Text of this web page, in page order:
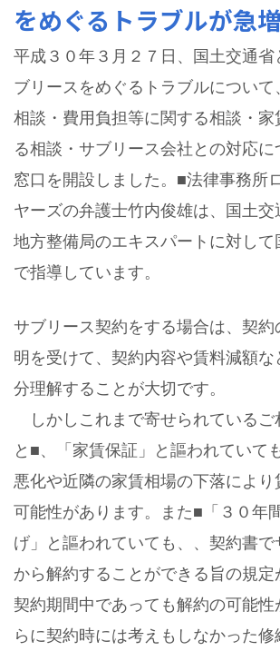
をめぐるトラブルが急増
平成３０年３月２７日、国土交通
ブリースをめぐるトラブルについ
相談・費用負担等に関する相談・
る相談・サブリース会社との対応
窓口を開設しました。■法律事務所
ヤーズの弁護士竹内俊雄は、国土
地方整備局のエキスパートに対し
で指導しています。
サブリース契約をする場合は、契約
明を受けて、契約内容や賃料減額
分理解することが大切です。
しかしこれまで寄せられているご
と■、「家賃保証」と謳われていて
悪化や近隣の家賃相場の下落によ
可能性があります。また■「３０年
げ」と謳われていても、、契約書
から解約することができる旨の規定
契約期間中であっても解約の可能性
らに契約時には考えもしなかった